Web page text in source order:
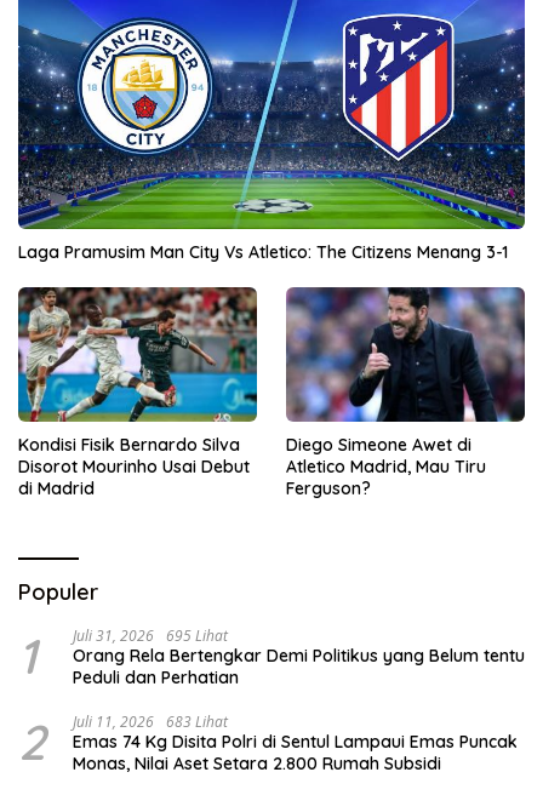
Laga Pramusim Man City Vs Atletico: The Citizens Menang 3-1
Kondisi Fisik Bernardo Silva
Disorot Mourinho Usai Debut
di Madrid
Diego Simeone Awet di
Atletico Madrid, Mau Tiru
Ferguson?
Populer
1 Juli 31, 2026 695 Lihat
Orang Rela Bertengkar Demi Politikus yang Belum tentu
Peduli dan Perhatian
2 Juli 11, 2026 683 Lihat
Emas 74 Kg Disita Polri di Sentul Lampaui Emas Puncak
Monas, Nilai Aset Setara 2.800 Rumah Subsidi